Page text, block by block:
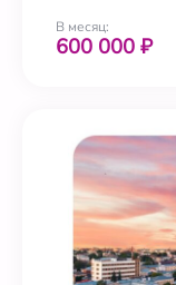
В месяц:
600 000 ₽